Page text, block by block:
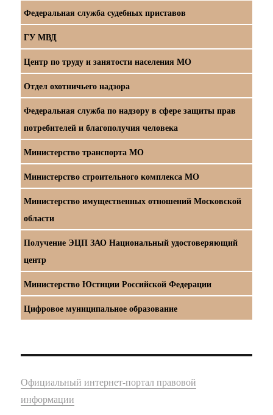
Федеральная служба судебных приставов
ГУ МВД
Центр по труду и занятости населения МО
Отдел охотничьего надзора
Федеральная служба по надзору в сфере защиты прав
потребителей и благополучия человека
Министерство транспорта МО
Министерство строительного комплекса МО
Министерство имущественных отношений Московской
области
Получение ЭЦП ЗАО Национальный удостоверяющий
центр
Министерство Юстиции Российской Федерации
Цифровое муниципальное образование
Официальный интернет-портал правовой
информации